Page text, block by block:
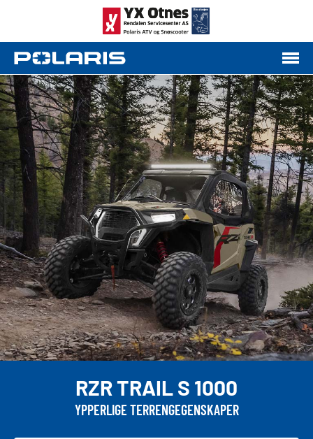
RZR TRAIL S 1000
YPPERLIGE TERRENGEGENSKAPER